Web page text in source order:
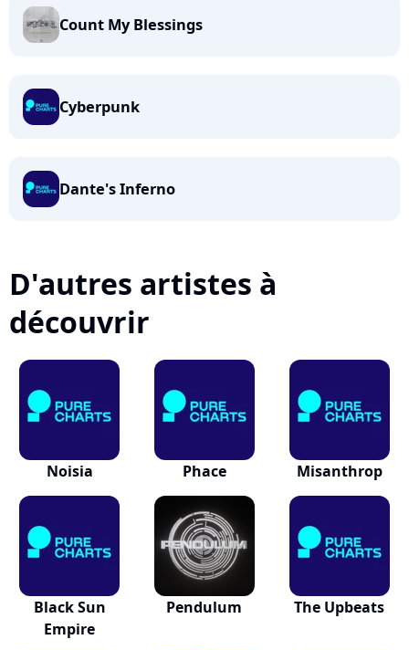
Count My Blessings
Cyberpunk
Dante's Inferno
D'autres artistes à
découvrir
Noisia Phace Misanthrop
Black Sun
Empire
Pendulum The Upbeats